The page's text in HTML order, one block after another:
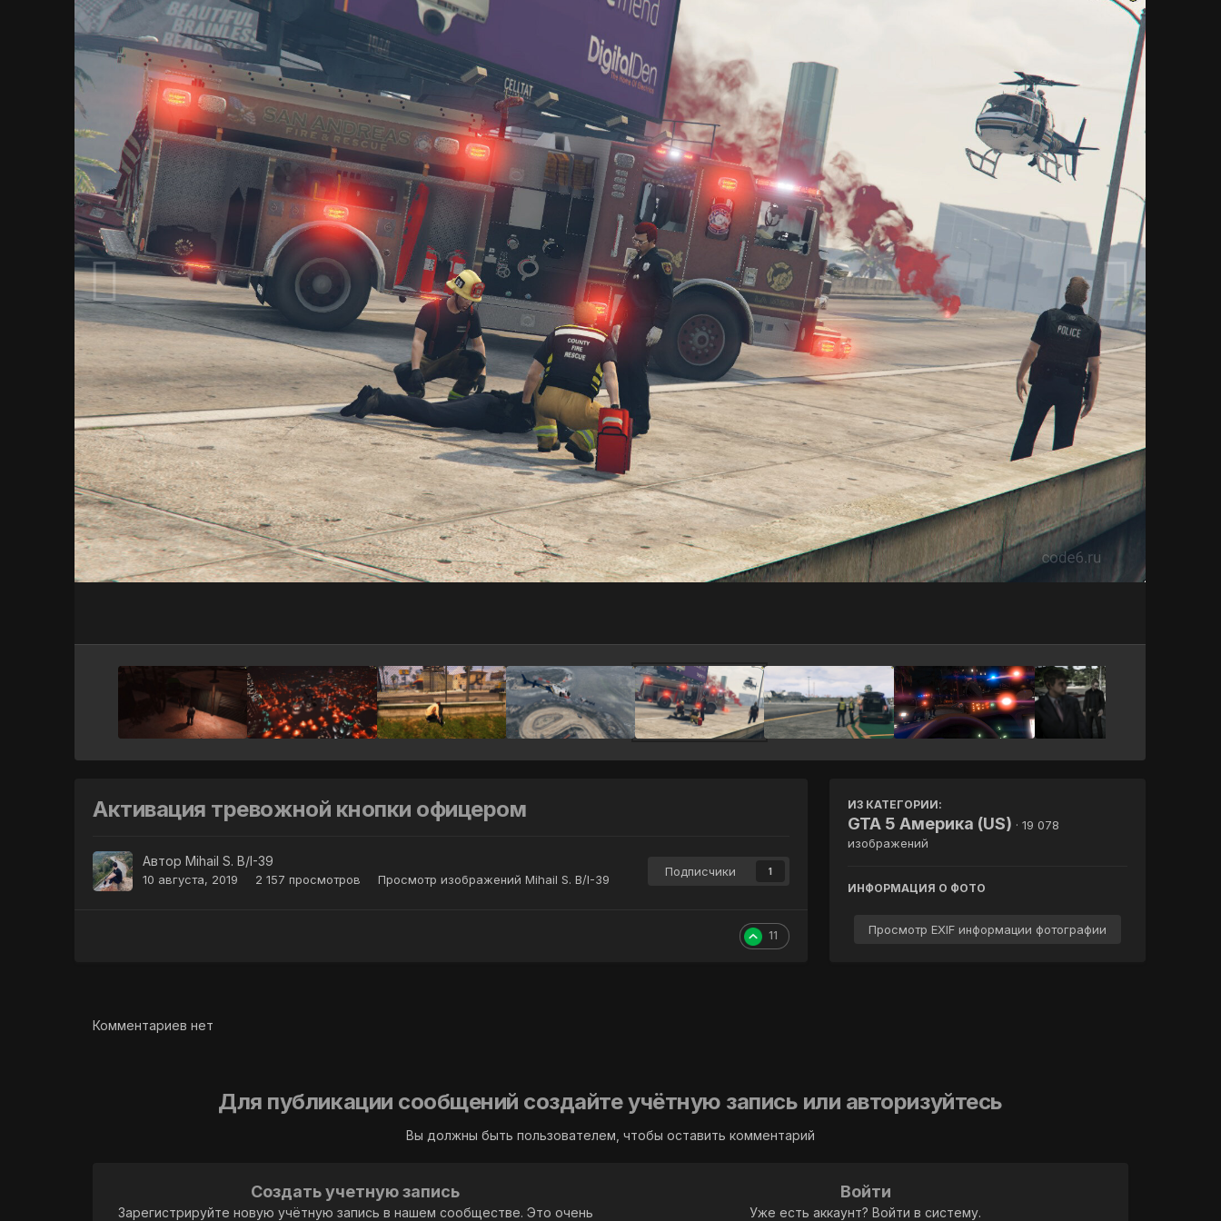
Активация тревожной кнопки офицером
АвторMihail S. B/I-39
10 августа, 2019 2 157 просмотров Просмотр изображений Mihail S. B/I-39
Подписчики 1
11
ИЗ КАТЕГОРИИ:
GTA 5 Америка (US) · 19 078
изображений
ИНФОРМАЦИЯ О ФОТО
Просмотр EXIF информации фотографии
Комментариев нет
Для публикации сообщений создайте учётную запись или авторизуйтесь
Вы должны быть пользователем, чтобы оставить комментарий
Создать учетную запись
Зарегистрируйте новую учётную запись в нашем сообществе. Это очень
Войти
Уже есть аккаунт? Войти в систему.